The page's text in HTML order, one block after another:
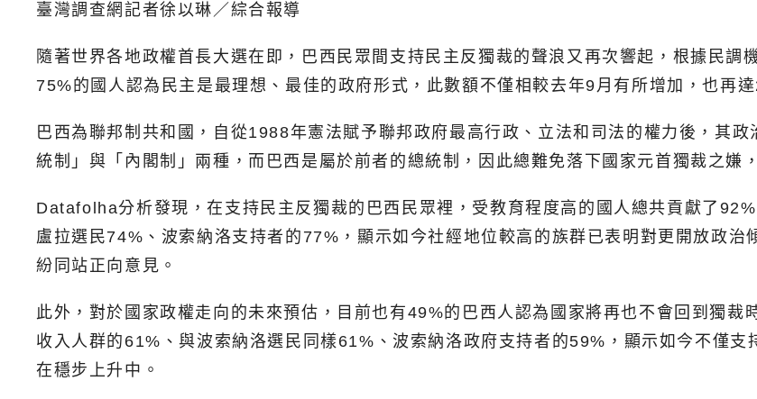
臺灣調查網記者徐以琳／綜合報導
隨著世界各地政權首長大選在即，巴西民眾間支持民主反獨裁的聲浪又再次響起，根據民
75%的國人認為民主是最理想、最佳的政府形式，此數額不僅相較去年9月有所增加，也再
巴西為聯邦制共和國，自從1988年憲法賦予聯邦政府最高行政、立法和司法的權力後，其
統制」與「內閣制」兩種，而巴西是屬於前者的總統制，因此總難免落下國家元首獨裁之嫌
Datafolha分析發現，在支持民主反獨裁的巴西民眾裡，受教育程度高的國人總共貢獻了
盧拉選民74%、波索納洛支持者的77%，顯示如今社經地位較高的族群已表明對更開放政
紛同站正向意見。
此外，對於國家政權走向的未來預估，目前也有49%的巴西人認為國家將再也不會回到獨
收入人群的61%、與波索納洛選民同樣61%、波索納洛政府支持者的59%，顯示如今不僅
在穩步上升中。